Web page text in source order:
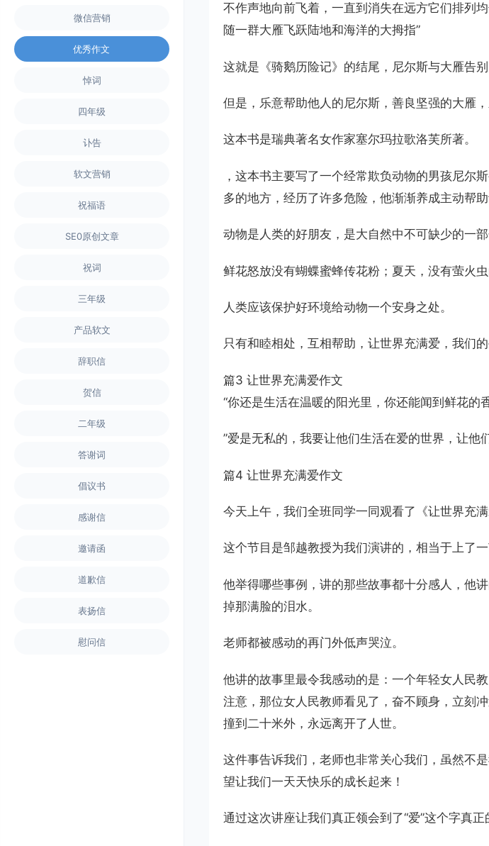
微信营销
优秀作文
悼词
四年级
讣告
软文营销
祝福语
SE0原创文章
祝词
三年级
产品软文
辞职信
贺信
二年级
答谢词
倡议书
感谢信
邀请函
道歉信
表扬信
慰问信
不作声地向前飞着，一直到消失在远方它们排列
随一群大雁飞跃陆地和海洋的大拇指”
这就是《骑鹅历险记》的结尾，尼尔斯与大雁告
但是，乐意帮助他人的尼尔斯，善良坚强的大雁
这本书是瑞典著名女作家塞尔玛拉歌洛芙所著。
，这本书主要写了一个经常欺负动物的男孩尼尔
多的地方，经历了许多危险，他渐渐养成主动帮助
动物是人类的好朋友，是大自然中不可缺少的一
鲜花怒放没有蝴蝶蜜蜂传花粉；夏天，没有萤火
人类应该保护好环境给动物一个安身之处。
只有和睦相处，互相帮助，让世界充满爱，我们
篇3 让世界充满爱作文
“你还是生活在温暖的阳光里，你还能闻到鲜花的
”爱是无私的，我要让他们生活在爱的世界，让他
篇4 让世界充满爱作文
今天上午，我们全班同学一同观看了《让世界充
这个节目是邹越教授为我们演讲的，相当于上了
他举得哪些事例，讲的那些故事都十分感人，他
掉那满脸的泪水。
老师都被感动的再门外低声哭泣。
他讲的故事里最令我感动的是：一个年轻女人民
注意，那位女人民教师看见了，奋不顾身，立刻
撞到二十米外，永远离开了人世。
这件事告诉我们，老师也非常关心我们，虽然不
望让我们一天天快乐的成长起来！
通过这次讲座让我们真正领会到了“爱”这个字真